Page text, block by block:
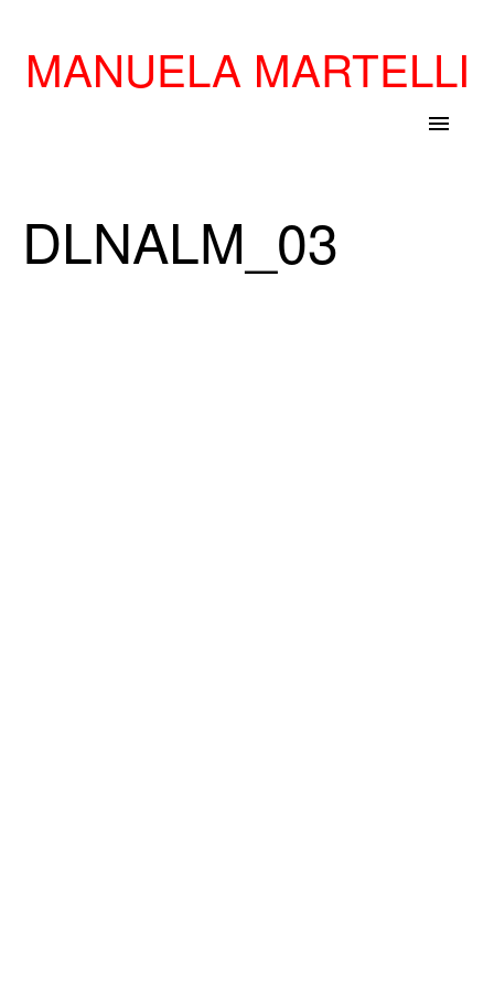
MANUELA MARTELLI
menu
DLNALM_03